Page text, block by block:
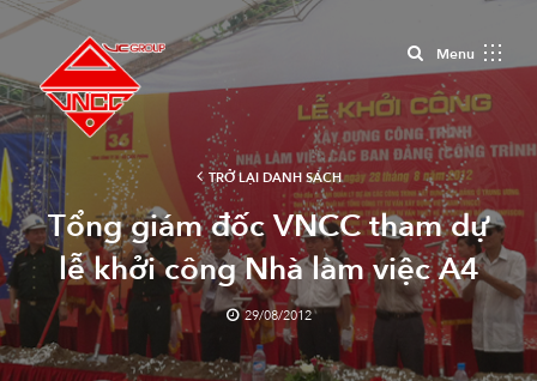
MenuClose
TRỞ LẠI DANH SÁCH
Tổng giám đốc VNCC tham dự
lễ khởi công Nhà làm việc A4
các ban đảng
29/08/2012